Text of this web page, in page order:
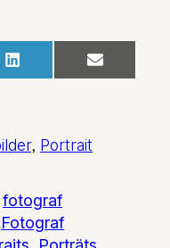
Share
on
LinkedIn
Share
on
Email
, Portrait
fotograf
Fotograf